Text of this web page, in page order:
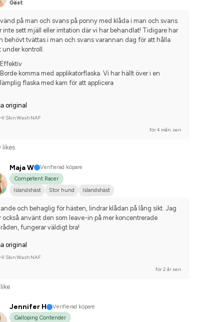
Gäst
på man och svans på ponny med klåda i man och svans.
inte sett mjäll eller irritation där vi har behandlat! Tidigare har
behövt tvättas i man och svans varannan dag för att hålla
under kontroll.
Effektiv
Borde komma med applikatorflaska. Vi har hällt över i en
lämplig flaska med kam för att applicera
original
Skin Wash NAF
för 4 mån. sen
likes
Maja W
Verifierad köpare
Competent Racer
Islandshäst
Stor hund
Islandshäst
och behaglig för hästen, lindrar klådan på lång sikt. Jag
också använt den som leave-in på mer koncentrerade
fungerar väldigt bra!
original
Skin Wash NAF
för 2 år sen
like
Jennifer H
Verifierad köpare
Galloping Contender